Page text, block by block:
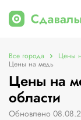
Все города Цены
Цены на медь
Цены на
области
Обновлено